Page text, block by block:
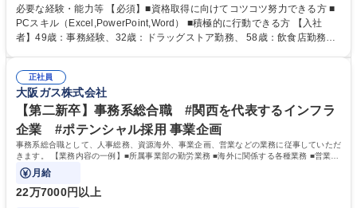
【年収補足】532万円 ＋別途インセンティヴで平均約100万円/年（昨年度
実績） ＋管理業務主任者資格手当50,000円/月 ★親会社である株式会社合
人社計画研究所社のグループ会社として、質の高いサービスと適性価格を
無/年休123日
必要な経験・能力等 【必須】■資格取得に向けてコツコツ努力できる方 ■
PCスキル（Excel,PowerPoint,Word） ■積極的に行動できる方 【入社
者】49歳：事務経験、32歳：ドラッグストア勤務、 58歳：飲食店勤務
得出来ております！ 【魅力】■フレックス制度、未経験からでも下限年収
を一律支給！ ■管理業務主任者資格取得後には50,000円/月の手当あり！
学歴・資格 学歴：大学院 大学 高専 短大 専修学校 高校 語学力： 資格：第
一種運転免許普通自動車
正社員
大阪ガス株式会社
【第二新卒】事務系総合職 #関西を代表するインフラ
企業 #ポテンシャル採用 事業企画
事務系総合職として、人事総務、資源海外、事業企画、営業などの業務に従事していただ
きます。 【業務内容の一例】■所属事業部の勤労業務 ■海外に関係する各種業務 ■営業部
門の企画スタッフ、ルート営業
月給
22万7000円以上